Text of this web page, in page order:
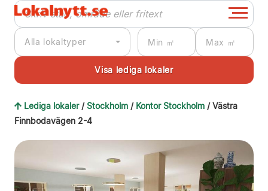
Alla lokaltyper
Lediga lokaler / Stockholm / Kontor Stockholm / Västra
Finnbodavägen 2-4